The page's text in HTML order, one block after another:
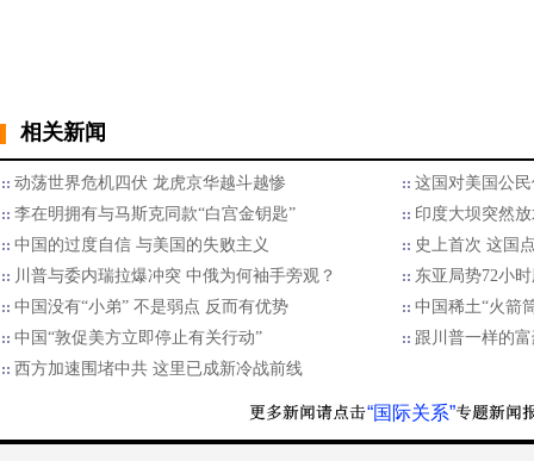
相关新闻
动荡世界危机四伏 龙虎京华越斗越惨
这国对美国公
李在明拥有与马斯克同款“白宫金钥匙”
印度大坝突然
中国的过度自信 与美国的失败主义
史上首次 这国
川普与委内瑞拉爆冲突 中俄为何袖手旁观？
东亚局势72小
中国没有“小弟” 不是弱点 反而有优势
中国稀土“火箭
中国“敦促美方立即停止有关行动”
跟川普一样的
西方加速围堵中共 这里已成新冷战前线
“国际关系”